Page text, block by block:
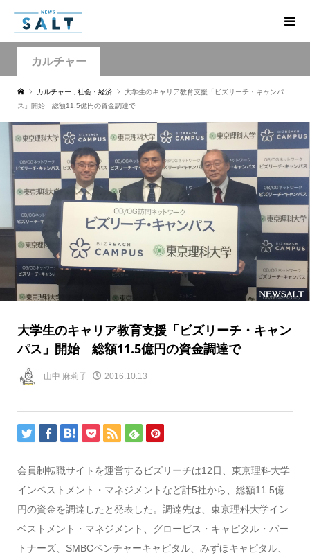
カルチャー
カルチャー 社会・経済
大学生のキャリア教育支援「ビズリーチ・キャンパ
ス」開始 総額11.5億円の資金調達で
大学生のキャリア教育支援「ビズリーチ・キャン
パス」開始 総額11.5億円の資金調達で
山中 麻莉子 2016.10.13
会員制転職サイトを運営するビズリーチは12日、東京理科大学
インベストメント・マネジメントなど計5社から、総額11.5億
円の資金を調達したと発表した。調達先は、東京理科大学イン
ベストメント・マネジメント、グロービス・キャピタル・パー
トナーズ、SMBCベンチャーキャピタル、みずほキャピタル、